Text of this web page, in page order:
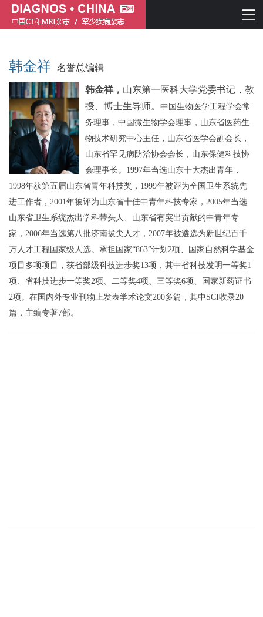
简体中文 English
韩金祥 名誉总编辑
韩金祥， 山东第一医科大学党委书记 ， 教
授、博士生导师。 中国生物医学工程学会常
务理事， 中国微生物学会理事，山东省医药生
物技术研究中心主任 ， 山东省 医学会副会长，
山东省罕见病防治协会会长， 山东保健科技协
会理事长。 1997年当选山东十大杰出青年，
1998年获第五届山东省青年科技奖，1999年被评为全国卫生系统先
进工作者，2001年被评为山东省十佳中青年科技专家，2005年当选
山东省卫生系统杰出学科带头人、山东省有突出贡献的中青年专
家，2006年当选第八批济南拔尖人才，2007年被遴选为新世纪百千
万人才工程国家级人选。承担国家“863”计划2项、国家自然科学基金
项目多项项目，获省部级科技进步奖13项，其中省科技发明一等奖1
项、省科技进步一等奖2项、二等奖4项、三等奖6项、国家新药证书
2项。在国内外专业刊物上发表学术论文200多篇，其中SCI收录20
篇，主编专著7部。